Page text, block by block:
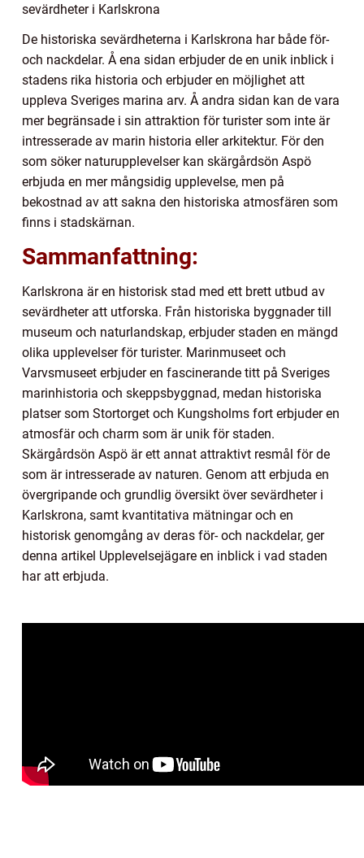
sevärdheter i Karlskrona
De historiska sevärdheterna i Karlskrona har både för-
och nackdelar. Å ena sidan erbjuder de en unik inblick i
stadens rika historia och erbjuder en möjlighet att
uppleva Sveriges marina arv. Å andra sidan kan de vara
mer begränsade i sin attraktion för turister som inte är
intresserade av marin historia eller arkitektur. För den
som söker naturupplevelser kan skärgårdsön Aspö
erbjuda en mer mångsidig upplevelse, men på
bekostnad av att sakna den historiska atmosfären som
finns i stadskärnan.
Sammanfattning:
Karlskrona är en historisk stad med ett brett utbud av
sevärdheter att utforska. Från historiska byggnader till
museum och naturlandskap, erbjuder staden en mängd
olika upplevelser för turister. Marinmuseet och
Varvsmuseet erbjuder en fascinerande titt på Sveriges
marinhistoria och skeppsbyggnad, medan historiska
platser som Stortorget och Kungsholms fort erbjuder en
atmosfär och charm som är unik för staden.
Skärgårdsön Aspö är ett annat attraktivt resmål för de
som är intresserade av naturen. Genom att erbjuda en
övergripande och grundlig översikt över sevärdheter i
Karlskrona, samt kvantitativa mätningar och en
historisk genomgång av deras för- och nackdelar, ger
denna artikel Upplevelsejägare en inblick i vad staden
har att erbjuda.